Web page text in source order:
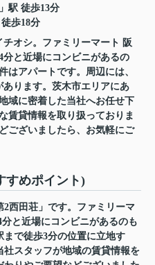
」駅 徒歩13分
徒歩18分
チオシ。ファミリーマート 阪
と近場にコンビニがあるの
はアパートです。周辺には、
ります。茨木市エリアにあ
域に密着した当社へお任せ下
賃貸情報を取り扱っておりま
ございましたら、お気軽にご
すめポイント)
西田荘」です。ファミリーマ
と近場にコンビニがあるのも
で徒歩3分の位置に立地す
スタッフが地域の賃貸情報を